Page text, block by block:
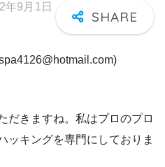
年9月1日
だきますね。私はプロのプロ
ッキングを専門にしておりま